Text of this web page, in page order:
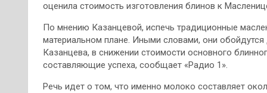
оценила стоимость изготовления блинов к
По мнению Казанцевой, испечь традиционные
материальном плане. Иными словами, они
Казанцева, в снижении стоимости основного
составляющие успеха, сообщает «Радио 1».
Речь идет о том, что именно молоко составляет